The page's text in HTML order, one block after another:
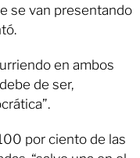
se van presentando
en ambos
de ser,
por ciento de las